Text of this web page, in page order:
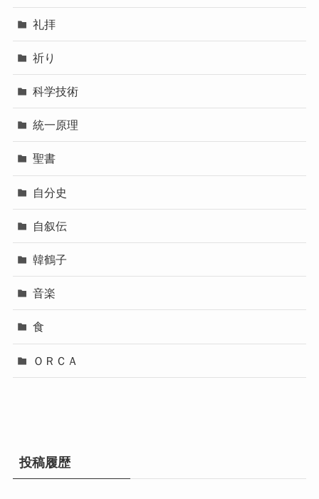
礼拝
祈り
科学技術
統一原理
聖書
自分史
自叙伝
韓鶴子
音楽
食
ＯＲＣＡ
投稿履歴